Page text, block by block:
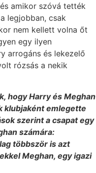
amikor szóvá tették
legjobban, csak
nem kellett volna őt
egy ilyen
arrogáns és lekezelő
rózsás a nekik
hogy Harry és Meghan
klubjaként emlegette
szerint a csapat egy
számára:
többször is azt
Meghan, egy igazi